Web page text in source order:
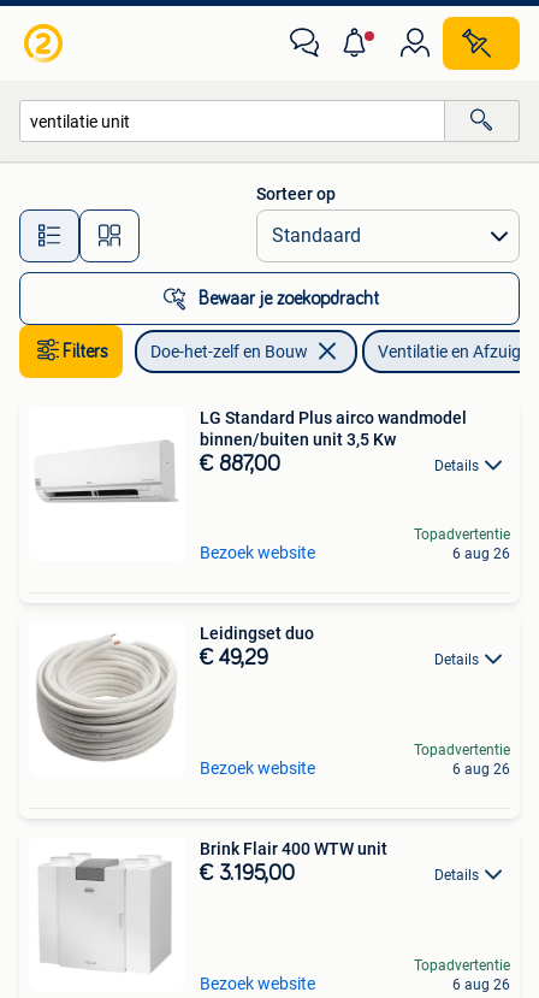
Alle afstanden…
Sorteer op
Bewaar je zoekopdracht
Filters Doe-het-zelf en Bouw Ventilatie en
LG Standard Plus airco wandmodel
binnen/buiten unit 3,5 Kw
€ 887,00 Details
Bezoek website
Topadvertentie
6 aug 26
Leidingset duo
€ 49,29 Details
Bezoek website
Topadvertentie
6 aug 26
Brink Flair 400 WTW unit
€ 3.195,00 Details
Bezoek website
Topadvertentie
6 aug 26